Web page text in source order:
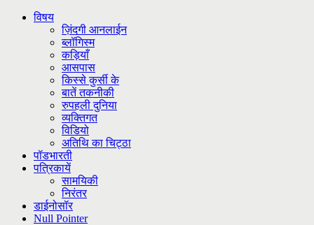
विषय
ज़िंदगी आनलाईन
ब्लॉगिस्म
कड़ियाँ
आसपास
किस्से कुर्सी के
बातें तकनीकी
रुपहली दुनिया
व्यक्तिगत
विडियो
अतिथि का चिट्ठा
पॉडभारती
पत्रिकायें
सामयिकी
निरंतर
डाईनोसॉर
Null Pointer